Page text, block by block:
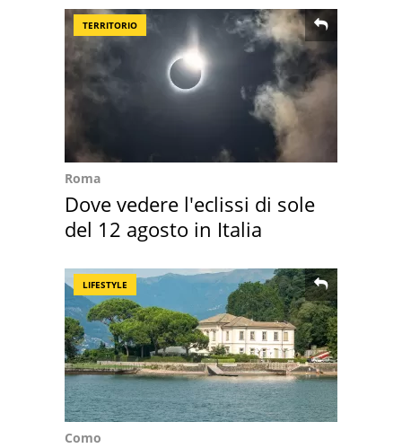
TERRITORIO
Roma
Dove vedere l'eclissi di sole
del 12 agosto in Italia
LIFESTYLE
Como